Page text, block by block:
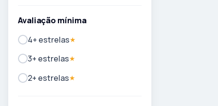
Avaliação mínima
4+ estrelas★
3+ estrelas★
2+ estrelas★